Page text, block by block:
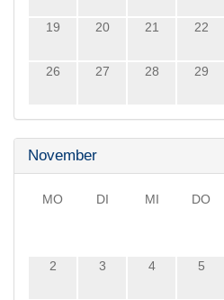
19 20 21 22
26 27 28 29
November
MO DI MI DO
2 3 4 5